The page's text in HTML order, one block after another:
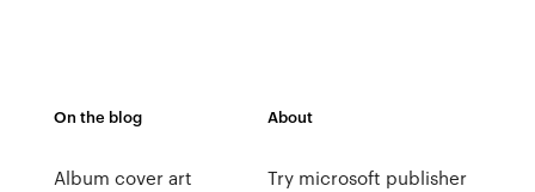
On the blog
Album cover art
About
Try microsoft publisher